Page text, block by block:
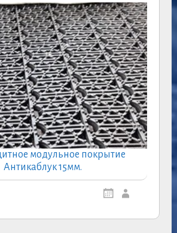
модульное покрытие
Антикаблук 15мм.